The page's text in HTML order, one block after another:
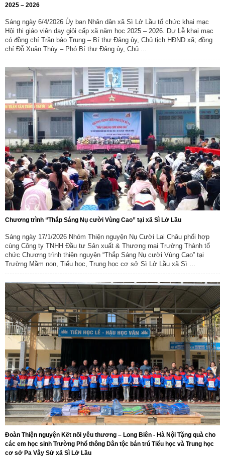
2025 – 2026
Sáng ngày 6/4/2026 Ủy ban Nhân dân xã Sì Lở Lầu tổ chức khai mạc
Hội thi giáo viên dạy giỏi cấp xã năm học 2025 – 2026. Dự Lễ khai mạc
có đồng chí Trần bảo Trung – Bí thư Đảng ủy, Chủ tịch HĐND xã; đồng
chí Đỗ Xuân Thủy – Phó Bí thư Đảng ủy, Chủ ...
Chương trình “Thắp Sáng Nụ cười Vùng Cao” tại xã Sì Lở Lầu
Sáng ngày 17/1/2026 Nhóm Thiện nguyện Nụ Cười Lai Châu phối hợp
cùng Công ty TNHH Đầu tư Sản xuất & Thương mại Trường Thành tổ
chức Chương trình thiện nguyện “Thắp Sáng Nụ cười Vùng Cao” tại
Trường Mầm non, Tiểu học, Trung học cơ sở Sì Lở Lầu xã Sì ...
Đoàn Thiện nguyện Kết nối yêu thương – Long Biên - Hà Nội Tặng quà cho
các em học sinh Trường Phổ thông Dân tộc bán trú Tiểu học và Trung học
cơ sở Pa Vây Sử xã Sì Lở Lầu